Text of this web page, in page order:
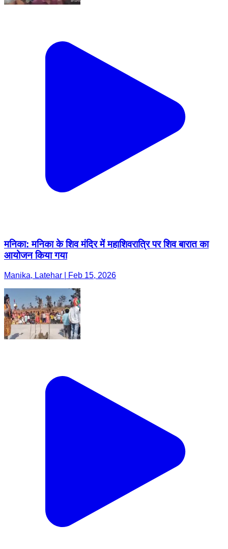
मनिका: मनिका के शिव मंदिर में महाशिवरात्रि पर शिव बारात का
आयोजन किया गया
Manika, Latehar | Feb 15, 2026